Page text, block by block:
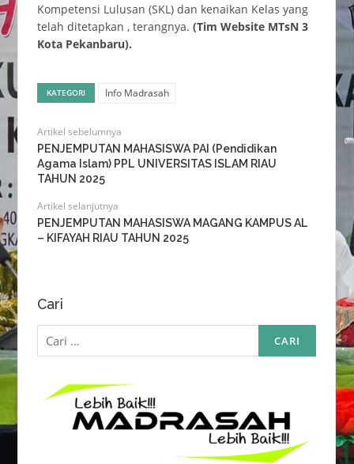
Kompetensi Lulusan (SKL) dan kenaikan Kelas yang
telah ditetapkan , terangnya. (Tim Website MTsN 3
Kota Pekanbaru).
KATEGORI Info Madrasah
Artikel sebelumnya
PENJEMPUTAN MAHASISWA PAI (Pendidikan
Agama Islam) PPL UNIVERSITAS ISLAM RIAU
TAHUN 2025
Artikel selanjutnya
PENJEMPUTAN MAHASISWA MAGANG KAMPUS AL
– KIFAYAH RIAU TAHUN 2025
Cari
Cari
untuk: